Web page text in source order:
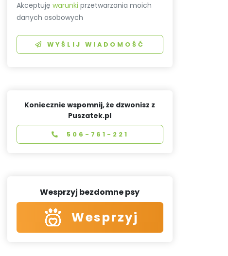
Akceptujęwarunki przetwarzania moich
danych osobowych
WYŚLIJ WIADOMOŚĆ
Koniecznie wspomnij, że dzwonisz z
Puszatek.pl
506-761-221
Wesprzyj bezdomne psy
Wesprzyj